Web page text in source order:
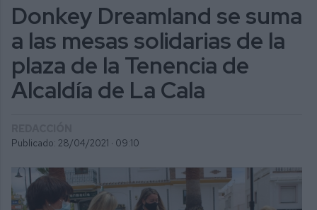
Donkey Dreamland se suma
a las mesas solidarias de la
plaza de la Tenencia de
Alcaldía de La Cala
Publicado: 28/04/2021 · 09:10